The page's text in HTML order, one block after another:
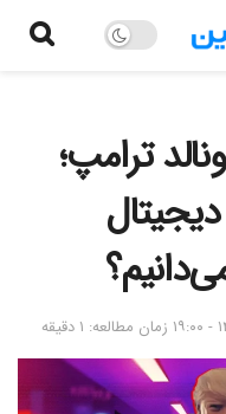
ترامپ؛
زمان مطالعه: ۱ دقیقه